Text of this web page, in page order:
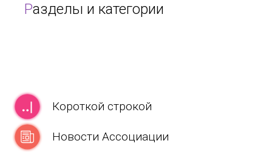
Разделы и категории
Короткой строкой
Новости Aссоциации